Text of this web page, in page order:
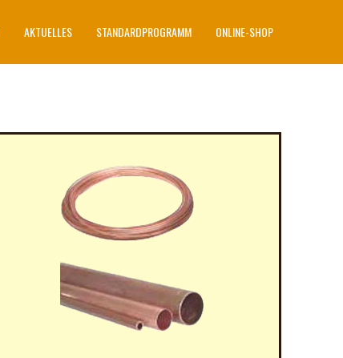
AKTUELLES STANDARDPROGRAMM ONLINE-SHOP